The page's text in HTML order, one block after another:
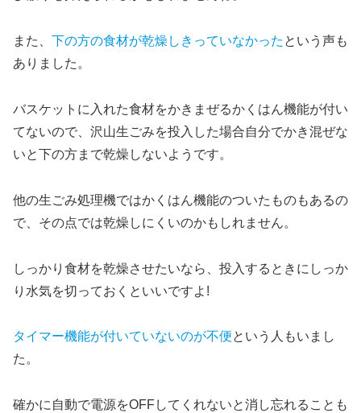
また、 下の方の食材が乾燥しきっていなかった という声も
ありました。
バスケットに入れた食材をかきまぜるかくはん機能が付い
てないので、沢山生ごみを投入した場合自分でかき混ぜな
いと下の方まで乾燥しないようです。
他の生ごみ処理機ではかくはん機能のついたものもあるの
で、その点では乾燥しにくいのかもしれません。
しっかり食材を乾燥させたいなら、投入するときにしっか
り水気を切っておくといいですよ!
タイマー機能が付いていないのが不便という人もいまし
た。
確かに自動で電源をOFFしてくれないと消し忘れることも